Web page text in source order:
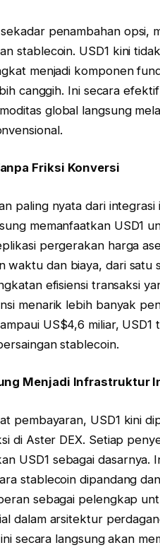
penambahan opsi,
stablecoin. USD1 kini
menjadi komponen
canggih. Ini secara
global langsung
Friksi Konversi
paling nyata dari
memanfaatkan USD1
pergerakan harga
waktu dan biaya, dari satu
efisiensi transaksi
menarik lebih banyak
US$4,6 miliar,
stablecoin.
Menjadi Infrastruktur
pembayaran, USD1 kini
di Aster DEX. Setiap
USD1 sebagai dasarnya.
stablecoin dipandang
sebagai pelengkap
dalam arsitektur
secara langsung akan